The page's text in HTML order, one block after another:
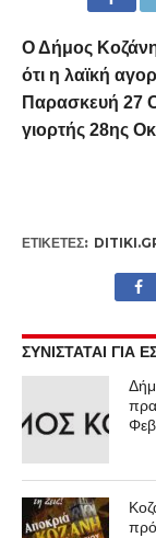
Ο Δήμος
ότι η λαϊκή
Παρασκευή 27
γιορτής 28ης
ΕΤΙΚΕΤΕΣ:
ΣΥΝΙΣΤΑΤΑΙ ΓΙΑ